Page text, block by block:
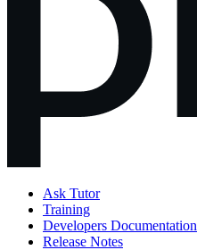
Ask Tutor
Training
Developers Documentation
Release Notes